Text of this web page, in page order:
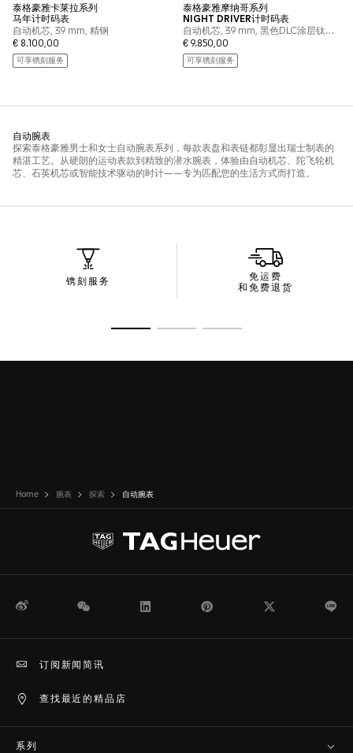
镌刻服务
免运费
和免费退货
Home 腕表 探索 自动腕表
微博 WeChat Pinterest
查找最近的精品店
订阅新闻简讯
系列